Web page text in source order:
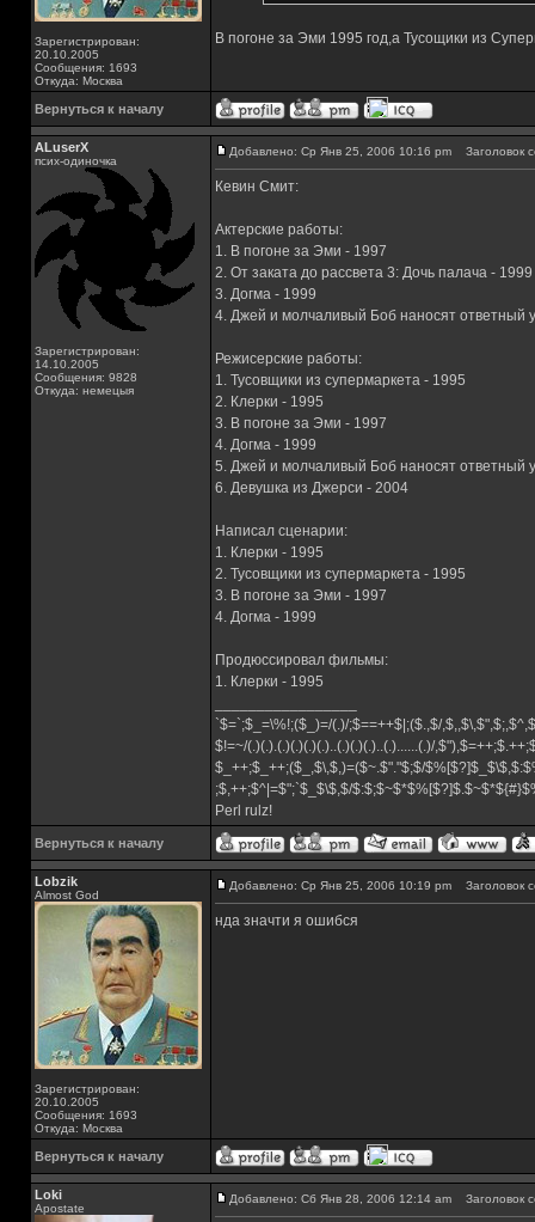
Зарегистрирован:
20.10.2005
Сообщения: 1693
Откуда: Москва
В погоне за Эми 1995 год,а Тусощики из
Вернуться к началу
ALuserX
псих-одиночка
Зарегистрирован:
14.10.2005
Сообщения: 9828
Откуда: немецыя
Добавлено: Ср Янв 25, 2006 10:16 pm Заголовок
Кевин Смит:
Актерские работы:
1. В погоне за Эми - 1997
2. От заката до рассвета 3: Дочь палача - 1999
3. Догма - 1999
4. Джей и молчаливый Боб наносят ответный
Режисерские работы:
1. Тусовщики из супермаркета - 1995
2. Клерки - 1995
3. В погоне за Эми - 1997
4. Догма - 1999
5. Джей и молчаливый Боб наносят ответный
6. Девушка из Джерси - 2004
Написал сценарии:
1. Клерки - 1995
2. Тусовщики из супермаркета - 1995
3. В погоне за Эми - 1997
4. Догма - 1999
Продюссировал фильмы:
1. Клерки - 1995
`$=`;$_=\%!;($_)=/(.)/;$==++$|;($.,$/
$!=~/(.)(.).(.)(.)(.)(.)..(.)(.)(.)..(.)......(.)/
$_++;$_++;($_,$\,$,)=($~.$"."$;$/
;$,++;$^|=$";`$_$\$,$/
Perl rulz!
Вернуться к началу
Lobzik
Almost God
Зарегистрирован:
20.10.2005
Сообщения: 1693
Откуда: Москва
Добавлено: Ср Янв 25, 2006 10:19 pm Заголовок
нда значти я ошибся
Вернуться к началу
Loki
Apostate
Добавлено: Сб Янв 28, 2006 12:14 am Заголовок